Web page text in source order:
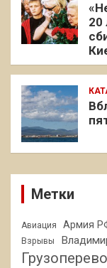
20
Метки
Авиация Армия
Взрывы